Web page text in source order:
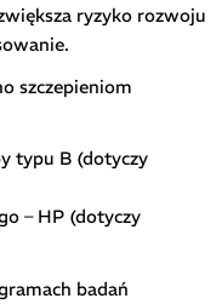
ryzyko rozwoju
szczepieniom
typu B (dotyczy
– HP (dotyczy
badań